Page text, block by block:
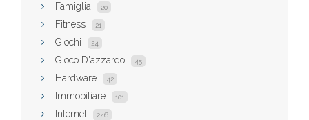
Famiglia 20
Fitness 21
Giochi 24
Gioco D'azzardo 45
Hardware 42
Immobiliare 101
Internet 246